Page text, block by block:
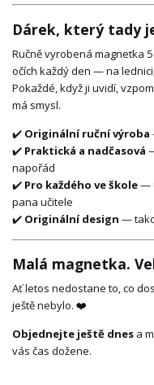
Dárek, který tady
Ručně vyrobená magnetka
očích každý den — na
Pokaždé, když ji uvidí,
má smysl.
✔️ Originální ruční výroba
✔️ Praktická a nadčasová
napořád
✔️ Pro každého ve škole—
pana učitele
✔️ Originální design —
Malá magnetka.
Ať letos nedostane to, co
ještě nebylo. ❤️
Objednejte ještě dnes a
vás čas dožene.